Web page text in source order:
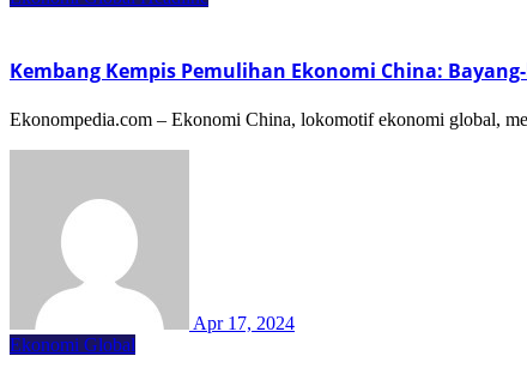
Kembang Kempis Pemulihan Ekonomi China:
Ekonompedia.com – Ekonomi China, lokomotif ekonomi global,
Apr 17, 2024
Ekonomi Global